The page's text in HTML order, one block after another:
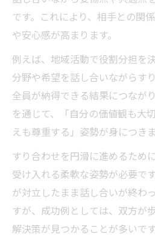
です。これにより、相手との関
や安心感が高まります。
例えば、地域活動で役割分担を
分野や希望を話し合いながらす
全員が納得できる結果につなが
を通じて、「自分の価値観も大
えも尊重する」姿勢が身につきま
すり合わせを円滑に進めるため
受け入れる柔軟な姿勢が必要で
が対立したまま話し合いが終わ
すが、成功例としては、双方が
解決策が見つかることが多いです